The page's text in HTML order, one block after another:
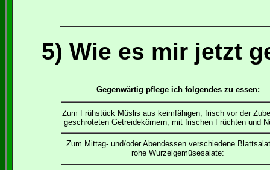
5) Wie es mir jetzt
Gegenwärtig pflege ich folgendes zu essen:
Zum Frühstück Müslis aus keimfähigen, frisch vor der
geschroteten Getreidekörnern, mit frischen Früchten und
Zum Mittag- und/oder Abendessen verschiedene
rohe Wurzelgemüsesalate: